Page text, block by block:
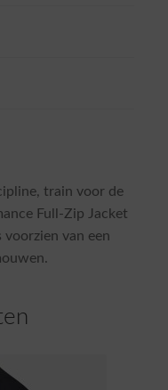
train voor de
Full-Zip Jacket
van een